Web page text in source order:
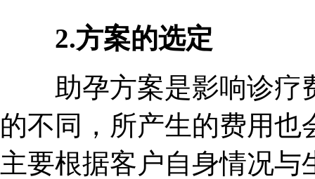
2.方案的选定
助孕方案是影响诊疗
的不同，所产生的费用
主要根据客户自身情况